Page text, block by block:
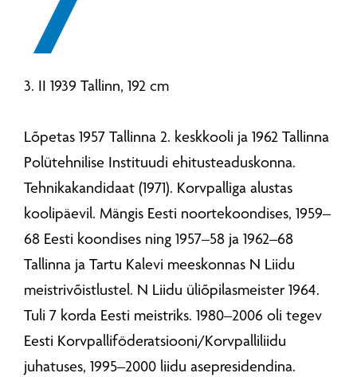
3. II 1939 Tallinn, 192 cm
Lõpetas 1957 Tallinna 2. keskkooli ja 1962 Tallinna
Polütehnilise Instituudi ehitusteaduskonna.
Tehnikakandidaat (1971). Korvpalliga alustas
koolipäevil. Mängis Eesti noortekoondises, 1959–
68 Eesti koondises ning 1957–58 ja 1962–68
Tallinna ja Tartu Kalevi meeskonnas N Liidu
meistrivõistlustel. N Liidu üliõpilasmeister 1964.
Tuli 7 korda Eesti meistriks. 1980–2006 oli tegev
Eesti Korvpalliföderatsiooni/Korvpalliliidu
juhatuses, 1995–2000 liidu asepresidendina.